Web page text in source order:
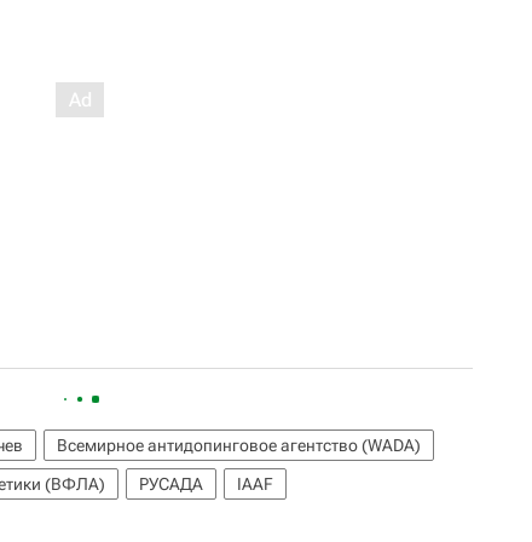
Всемирное антидопинговое агентство (WADA)
(ВФЛА)
РУСАДА
IAAF